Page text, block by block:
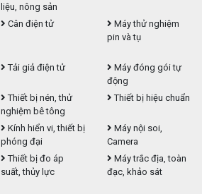
liệu, nông sản
Cân điện tử
Máy thử nghiệm
pin và tụ
Tải giả điện tử
Máy đóng gói tự
động
Thiết bị nén, thử
nghiệm bê tông
Thiết bị hiệu chuẩn
Kính hiển vi, thiết bị
phóng đại
Máy nội soi,
Camera
Thiết bị đo áp
suất, thủy lực
Máy trắc địa, toàn
đạc, khảo sát